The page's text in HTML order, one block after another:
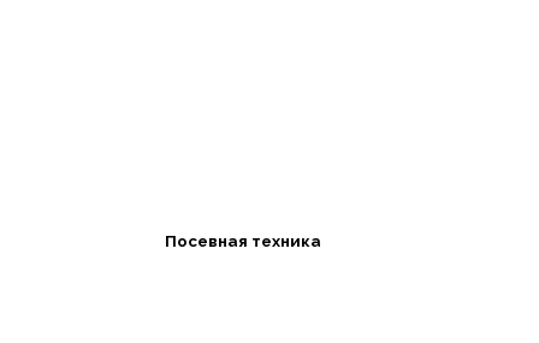
Посевная техника